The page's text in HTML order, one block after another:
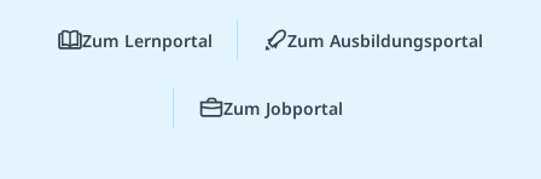
Zum Lernportal Zum Ausbildungsportal
Zum Jobportal